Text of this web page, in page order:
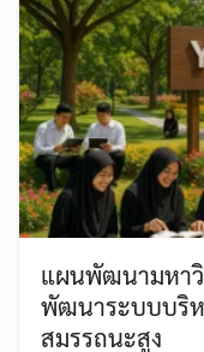
แผนพัฒนามหาวิ
พัฒนาระบบบริห
สมรรถนะสูง